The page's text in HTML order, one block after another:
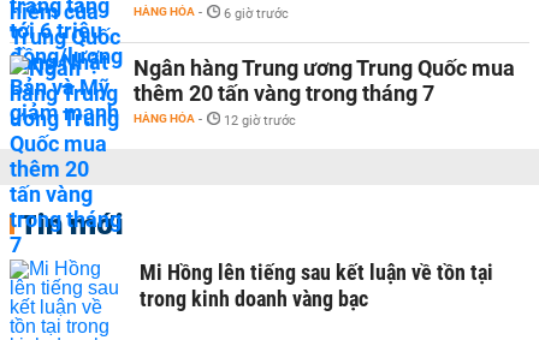
HÀNG HÓA - 6 giờ trước
Ngân hàng Trung ương Trung Quốc mua
thêm 20 tấn vàng trong tháng 7
HÀNG HÓA - 12 giờ trước
Tin mới
Mi Hồng lên tiếng sau kết luận về tồn tại
trong kinh doanh vàng bạc